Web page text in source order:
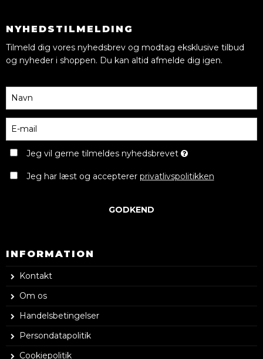
NYHEDSTILMELDING
Tilmeld dig vores nyhedsbrev og modtag eksklusive tilbud
og nyheder i shoppen. Du kan altid afmelde dig igen.
Jeg vil gerne tilmeldes nyhedsbrevet
Jeg har læst og accepterer privatlivspolitikken
GODKEND
INFORMATION
Kontakt
Om os
Handelsbetingelser
Persondatapolitik
Cookiepolitik